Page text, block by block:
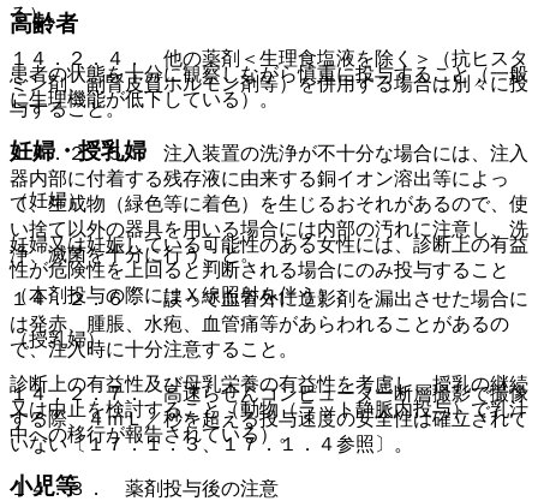
る）。
１４．２．４． 他の薬剤＜生理食塩液を除く＞（抗ヒスタ
ミン剤、副腎皮質ホルモン剤等）を併用する場合は別々に投
与すること。
１４．２．５． 注入装置の洗浄が不十分な場合には、注入
器内部に付着する残存液に由来する銅イオン溶出等によっ
て、生成物（緑色等に着色）を生じるおそれがあるので、使
い捨て以外の器具を用いる場合には内部の汚れに注意し、洗
浄、滅菌を十分に行うこと。
１４．２．６． 誤って血管外に造影剤を漏出させた場合に
は発赤、腫脹、水疱、血管痛等があらわれることがあるの
で、注入時に十分注意すること。
１４．２．７． 高速らせんコンピューター断層撮影で撮像
する際、４ｍＬ／秒を超える投与速度の安全性は確立されて
いない〔１７．１．３、１７．１．４参照〕。
１４．３． 薬剤投与後の注意
高齢者
患者の状態を十分に観察しながら慎重に投与すること（一般
に生理機能が低下している）。
妊婦・授乳婦
（妊婦）
妊婦又は妊娠している可能性のある女性には、診断上の有益
性が危険性を上回ると判断される場合にのみ投与すること
（本剤投与の際にはＸ線照射を伴う）。
（授乳婦）
診断上の有益性及び母乳栄養の有益性を考慮し、授乳の継続
又は中止を検討すること（動物（ラット静脈内投与）で乳汁
中への移行が報告されている）。
小児等